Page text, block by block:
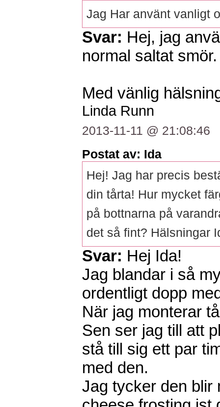
Jag Har använt vanligt
Svar: Hej, jag
normal saltat smör.
Med vänlig
Linda Runn
2013-11-11 @ 21:08:46
Postat av: Ida
Hej! Jag har precis
din tårta! Hur mycket
på bottnarna på
det så fint? Hälsningar
Svar: Hej Ida!
Jag blandar i så
ordentligt dopp
När jag monterar
Sen ser jag till att
stå till sig ett par
med den.
Jag tycker den blir